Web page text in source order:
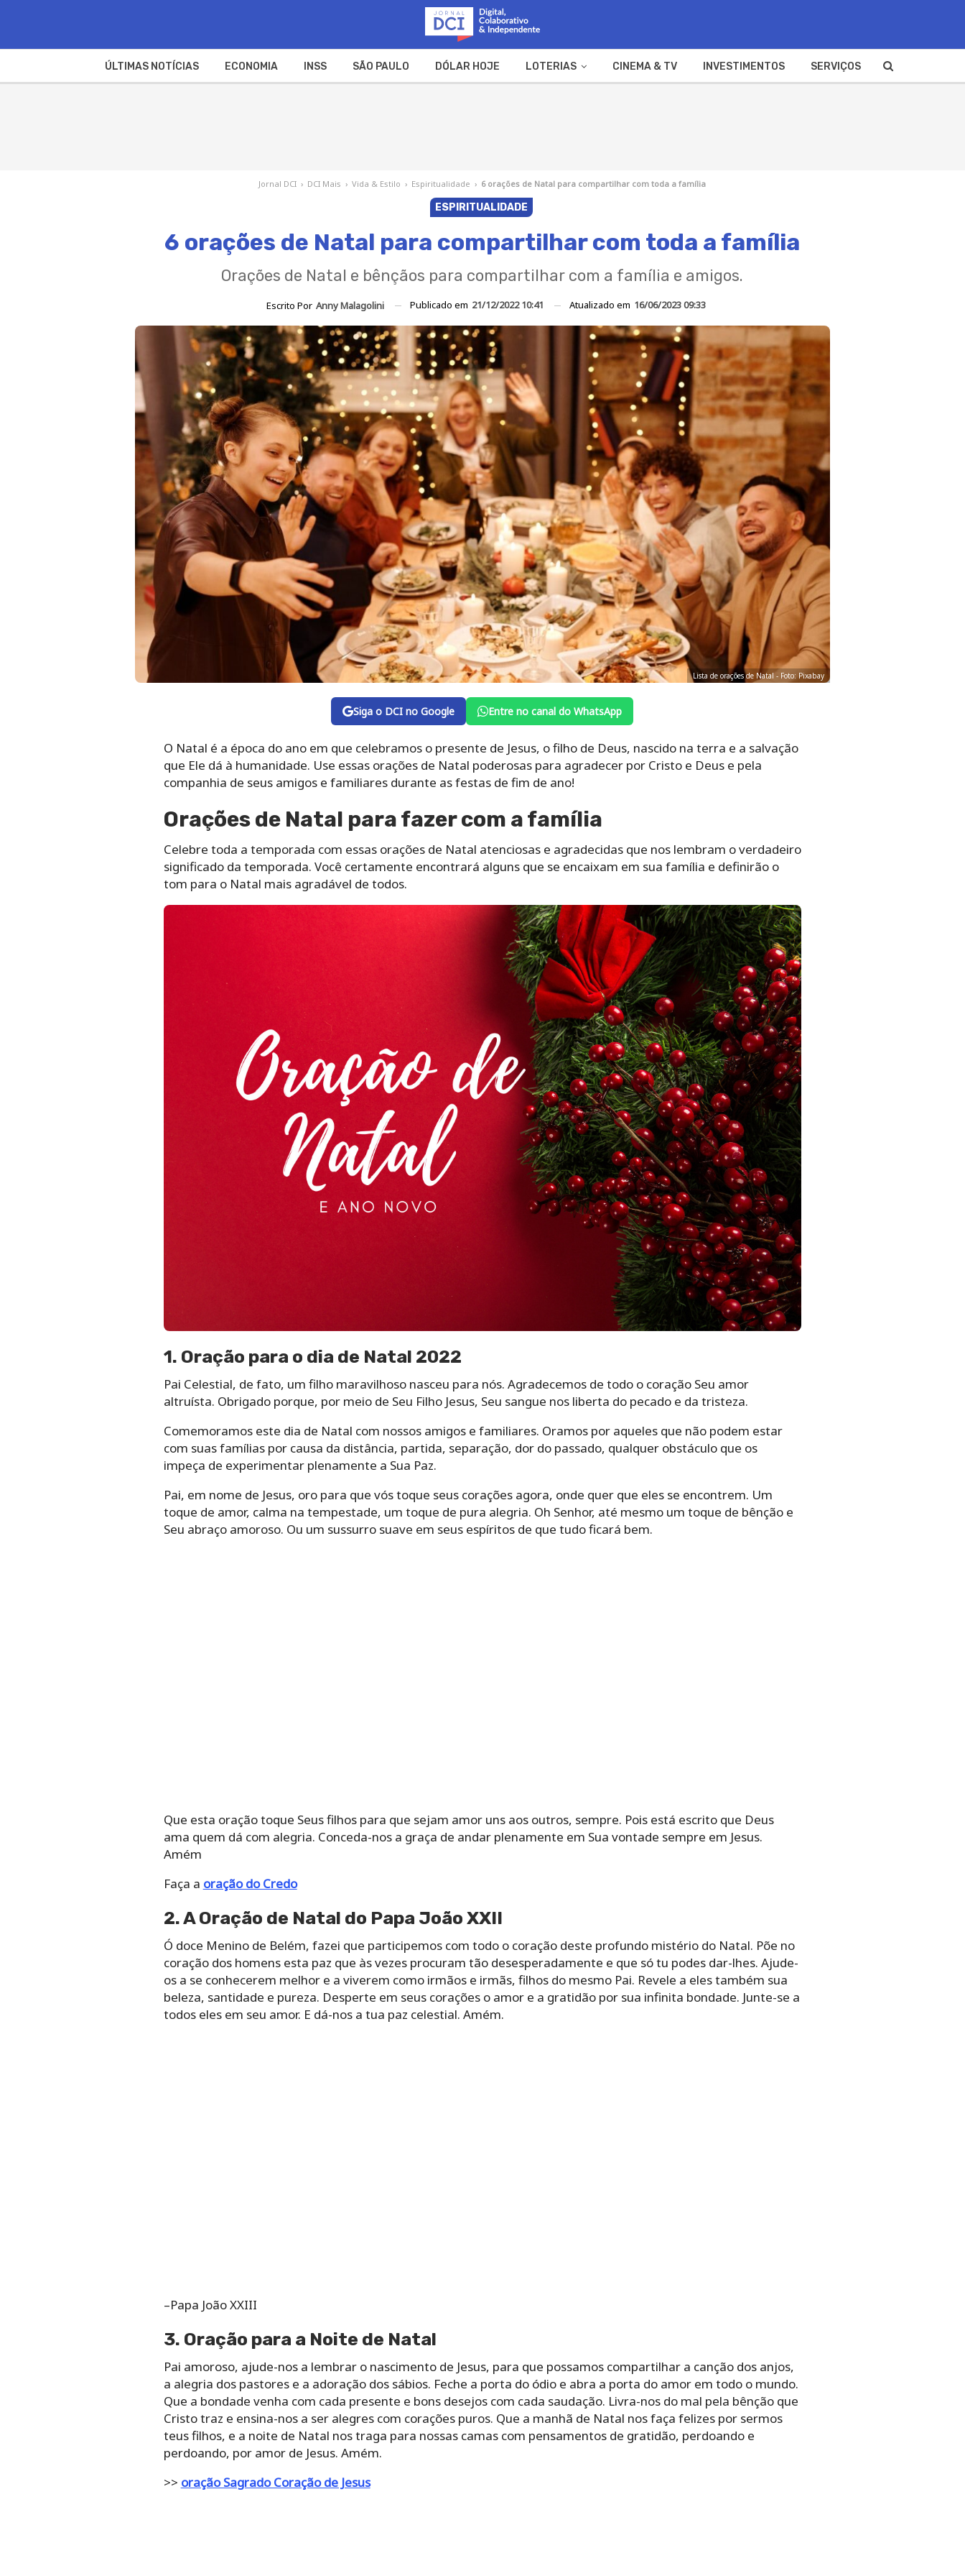
ÚLTIMAS NOTÍCIAS ECONOMIA INSS SÃO PAULO DÓLAR HOJE LOTERIAS CINEMA & TV INVESTIMENTOS SERVIÇOS
Jornal DCI › DCI Mais › Vida & Estilo › Espiritualidade › 6 orações de Natal para compartilhar com toda a família
ESPIRITUALIDADE
6 orações de Natal para compartilhar com toda a família
Orações de Natal e bênçãos para compartilhar com a família e amigos.
Escrito Por Anny Malagolini Publicado em 21/12/2022 10:41 Atualizado em 16/06/2023 09:33
Lista de orações de Natal - Foto: Pixabay
Siga o DCI no Google Entre no canal do WhatsApp
O Natal é a época do ano em que celebramos o presente de Jesus, o filho de Deus, nascido na terra e a salvação
que Ele dá à humanidade. Use essas orações de Natal poderosas para agradecer por Cristo e Deus e pela
companhia de seus amigos e familiares durante as festas de fim de ano!
Orações de Natal para fazer com a família
Celebre toda a temporada com essas orações de Natal atenciosas e agradecidas que nos lembram o verdadeiro
significado da temporada. Você certamente encontrará alguns que se encaixam em sua família e definirão o
tom para o Natal mais agradável de todos.
1. Oração para o dia de Natal 2022
Pai Celestial, de fato, um filho maravilhoso nasceu para nós. Agradecemos de todo o coração Seu amor
altruísta. Obrigado porque, por meio de Seu Filho Jesus, Seu sangue nos liberta do pecado e da tristeza.
Comemoramos este dia de Natal com nossos amigos e familiares. Oramos por aqueles que não podem estar
com suas famílias por causa da distância, partida, separação, dor do passado, qualquer obstáculo que os
impeça de experimentar plenamente a Sua Paz.
Pai, em nome de Jesus, oro para que vós toque seus corações agora, onde quer que eles se encontrem. Um
toque de amor, calma na tempestade, um toque de pura alegria. Oh Senhor, até mesmo um toque de bênção e
Seu abraço amoroso. Ou um sussurro suave em seus espíritos de que tudo ficará bem.
Que esta oração toque Seus filhos para que sejam amor uns aos outros, sempre. Pois está escrito que Deus
ama quem dá com alegria. Conceda-nos a graça de andar plenamente em Sua vontade sempre em Jesus.
Amém
Faça a oração do Credo
2. A Oração de Natal do Papa João XXII
Ó doce Menino de Belém, fazei que participemos com todo o coração deste profundo mistério do Natal. Põe no
coração dos homens esta paz que às vezes procuram tão desesperadamente e que só tu podes dar-lhes. Ajude-
os a se conhecerem melhor e a viverem como irmãos e irmãs, filhos do mesmo Pai. Revele a eles também sua
beleza, santidade e pureza. Desperte em seus corações o amor e a gratidão por sua infinita bondade. Junte-se a
todos eles em seu amor. E dá-nos a tua paz celestial. Amém.
–Papa João XXIII
3. Oração para a Noite de Natal
Pai amoroso, ajude-nos a lembrar o nascimento de Jesus, para que possamos compartilhar a canção dos anjos,
a alegria dos pastores e a adoração dos sábios. Feche a porta do ódio e abra a porta do amor em todo o mundo.
Que a bondade venha com cada presente e bons desejos com cada saudação. Livra-nos do mal pela bênção que
Cristo traz e ensina-nos a ser alegres com corações puros. Que a manhã de Natal nos faça felizes por sermos
teus filhos, e a noite de Natal nos traga para nossas camas com pensamentos de gratidão, perdoando e
perdoando, por amor de Jesus. Amém.
>> oração Sagrado Coração de Jesus